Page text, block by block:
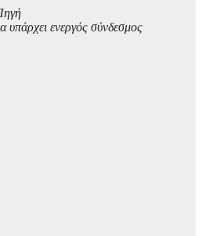
υπάρχει ενεργός σύνδεσμος